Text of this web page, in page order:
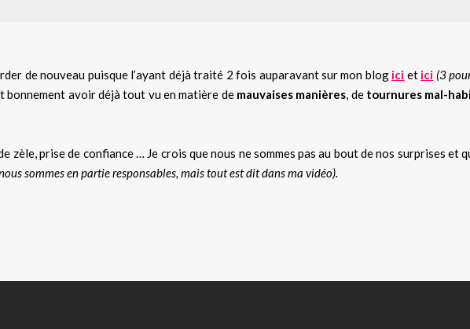
de nouveau puisque l’ayant déjà traité 2 fois auparavant sur mon blog ici et ici (3
bonnement avoir déjà tout vu en matière de mauvaises manières, de tournures mal-
zèle, prise de confiance … Je crois que nous ne sommes pas au bout de nos surprises
sommes en partie responsables, mais tout est dit dans ma vidéo).